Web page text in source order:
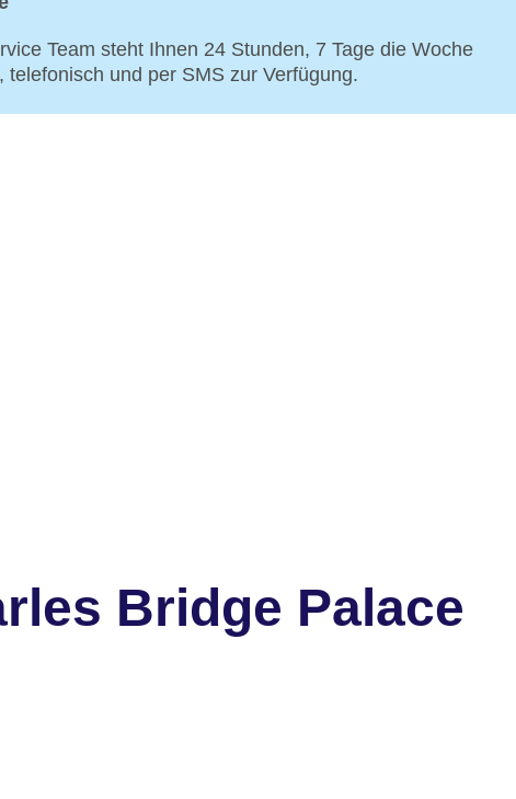
Team steht Ihnen 24 Stunden, 7 Tage die Woche
und per SMS zur Verfügung.
Bridge Palace